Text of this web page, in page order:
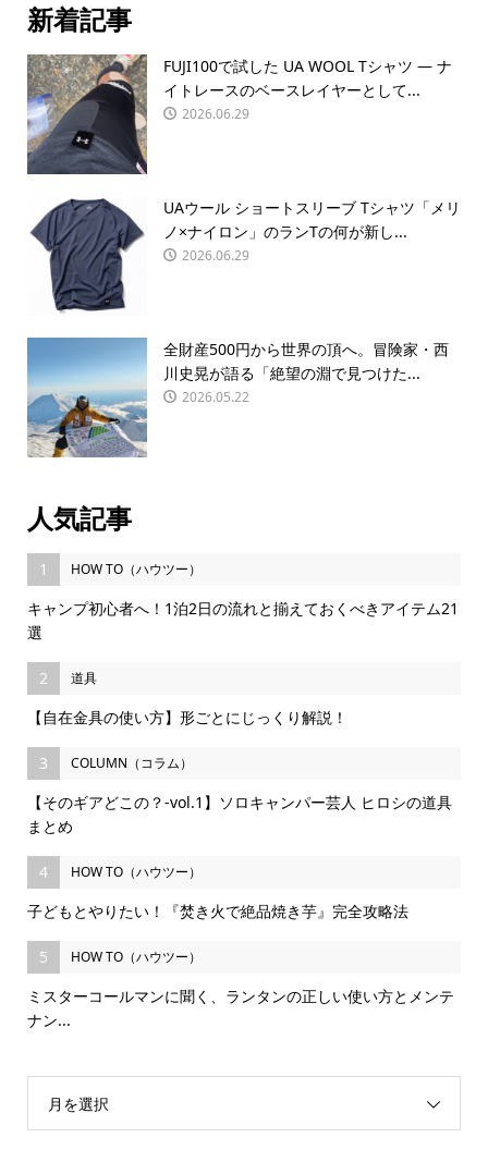
新着記事
FUJI100で試した UA WOOL Tシャツ — ナ
イトレースのベースレイヤーとして...
2026.06.29
UAウール ショートスリーブ Tシャツ「メリ
ノ×ナイロン」のランTの何が新し...
2026.06.29
全財産500円から世界の頂へ。冒険家・西
川史晃が語る「絶望の淵で見つけた...
2026.05.22
人気記事
1 HOW TO（ハウツー）
キャンプ初心者へ！1泊2日の流れと揃えておくべきアイテム21
選
2 道具
【自在金具の使い方】形ごとにじっくり解説！
3 COLUMN（コラム）
【そのギアどこの？-vol.1】ソロキャンパー芸人 ヒロシの道具
まとめ
4 HOW TO（ハウツー）
子どもとやりたい！『焚き火で絶品焼き芋』完全攻略法
5 HOW TO（ハウツー）
ミスターコールマンに聞く、ランタンの正しい使い方とメンテ
ナン...
月を選択